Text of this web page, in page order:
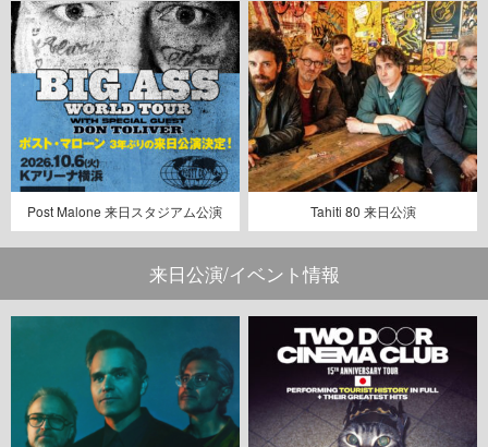
Post Malone 来日スタジアム公演 Tahiti 80 来日公演
来日公演/イベント情報